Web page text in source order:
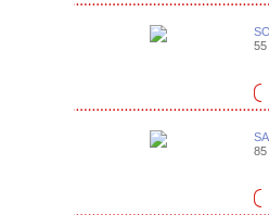
55
85